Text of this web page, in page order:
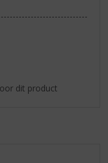
dit product